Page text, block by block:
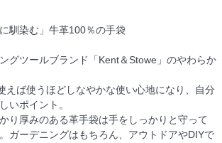
馴染む」牛革100％の手袋
グツールブランド「Kent＆Stowe」のやわらか
えば使うほどしなやかな使い心地になり、自分
いポイント。
り厚みのある革手袋は手をしっかりと守って
ガーデニングはもちろん、アウトドアやDIYで